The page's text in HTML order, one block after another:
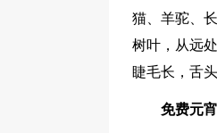
猫、羊驼、
树叶，从远
睫毛长，舌
免费元